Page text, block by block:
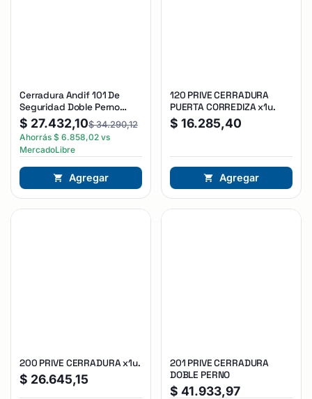
Cerradura Andif 101 De
Seguridad Doble Perno
Reforzada Plateado
$ 27.432,10$34.290,12
Ahorrás $ 6.858,02 vs
MercadoLibre
Agregar
120 PRIVE CERRADURA
PUERTA CORREDIZA x1u.
$ 16.285,40
Agregar
200 PRIVE CERRADURA x1u.
$ 26.645,15
201 PRIVE CERRADURA
DOBLE PERNO
$ 41.933,97